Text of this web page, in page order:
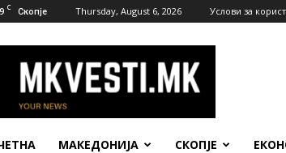
C Скопје Thursday, August 6, 2026 Услови за
Вести
МАКЕДОНИЈА СКОПЈЕ